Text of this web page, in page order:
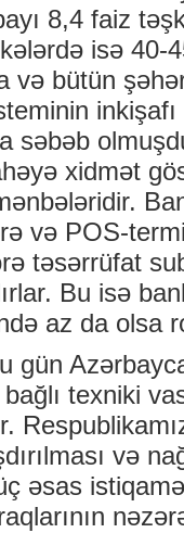
8,4 faiz
isə
və bütün
səbəb
xidmət
və POS-
təsərrüfat
Bu isə
az da olsa
gün
texniki
və
əsas